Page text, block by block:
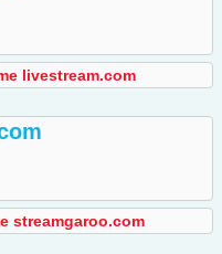
livestream.com
streamgaroo.com